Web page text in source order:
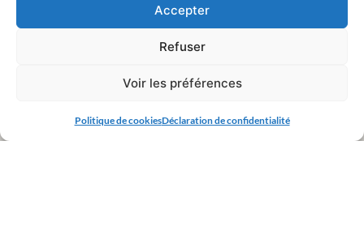
Accepter
Refuser
Voir les préférences
Politique de cookiesDéclaration de confidentialité